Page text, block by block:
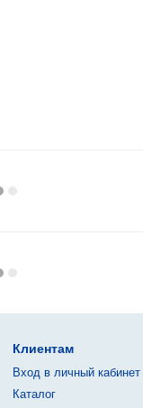
Клиентам
Вход в личный кабинет
Каталог